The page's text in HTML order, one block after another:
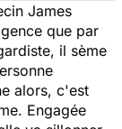
James
que par
il sème
alors, c'est
Engagée